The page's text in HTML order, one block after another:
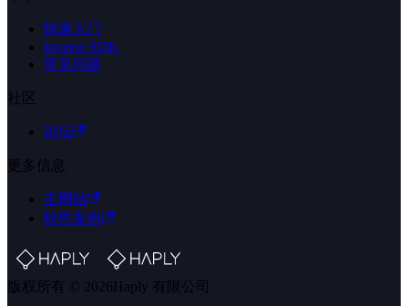
快速入门
Inverse SDK
常见问题
社区
论坛
更多信息
主网站
软件发布
版权所有 © 2026Haply 有限公司